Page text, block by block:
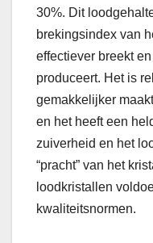
30%. Dit
brekingsindex van
effectiever breekt
produceert. Het is
gemakkelijker
en het heeft een
zuiverheid en het
“pracht” van het
loodkristallen
kwaliteitsnormen.